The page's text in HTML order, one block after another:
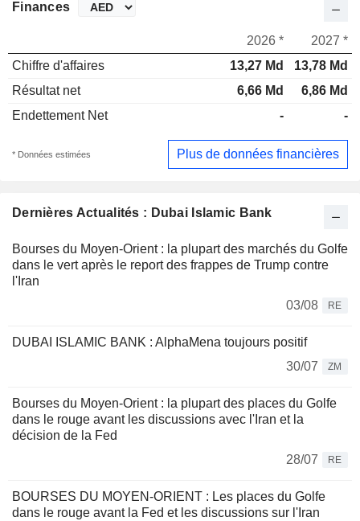
Dernières Actualités : Dubai Islamic Bank
Bourses du Moyen-Orient : la plupart des marchés du Golfe
dans le vert après le report des frappes de Trump contre
l'Iran
03/08
RE
DUBAI ISLAMIC BANK : AlphaMena toujours positif
30/07
ZM
Bourses du Moyen-Orient : la plupart des places du Golfe
dans le rouge avant les discussions avec l'Iran et la
décision de la Fed
28/07
RE
BOURSES DU MOYEN-ORIENT : Les places du Golfe
dans le rouge avant la Fed et les discussions sur l'Iran
Finances
2026 *
2027 *
Chiffre d'affaires
13,27 Md
13,78 Md
Résultat net
6,66 Md
6,86 Md
Endettement Net
- -
* Données estimées Plus de données financières